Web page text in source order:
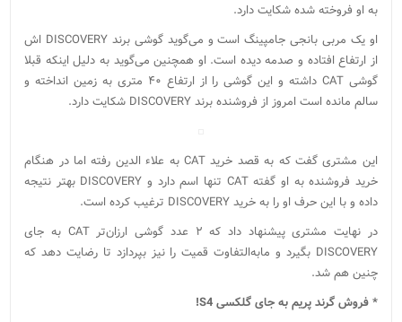
به او فروخته شده شکایت دارد.
او یک مربی بانجی جامپینگ است و می‌گوید گوشی برند DISCOVERY اش
از ارتفاع افتاده و صدمه دیده است. او همچنین می‌گوید به دلیل اینکه قبلا
گوشی CAT داشته و این گوشی را از ارتفاع ۴۰ متری به زمین انداخته و
سالم مانده است امروز از فروشنده برند DISCOVERY شکایت دارد.
این مشتری گفت که به قصد خرید CAT به علاء الدین رفته اما در هنگام
خرید فروشنده به او گفته CAT تنها اسم دارد و DISCOVERY بهتر نتیجه
داده و با این حرف او را به خرید DISCOVERY ترغیب کرده است.
در نهایت مشتری پیشنهاد داد که ۲ عدد گوشی ارزان‌تر CAT به جای
DISCOVERY بگیرد و مابه‌التفاوت قمیت را نیز بپردازد تا رضایت دهد که
چنین هم شد.
* فروش گرند پریم به جای گلکسی S4!